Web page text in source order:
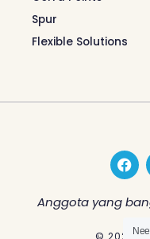
Spur
Flexible Solutions
F
a
c
e
Anggota yang